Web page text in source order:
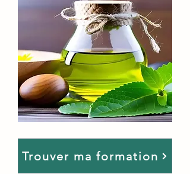
Trouver ma formation